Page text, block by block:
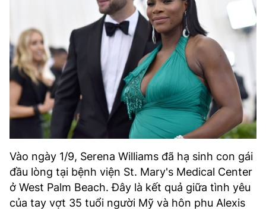
Vào ngày 1/9, Serena Williams đã hạ sinh con gái
đầu lòng tại bệnh viện St. Mary's Medical Center
ở West Palm Beach. Đây là kết quả giữa tình yêu
của tay vợt 35 tuổi người Mỹ và hôn phu Alexis